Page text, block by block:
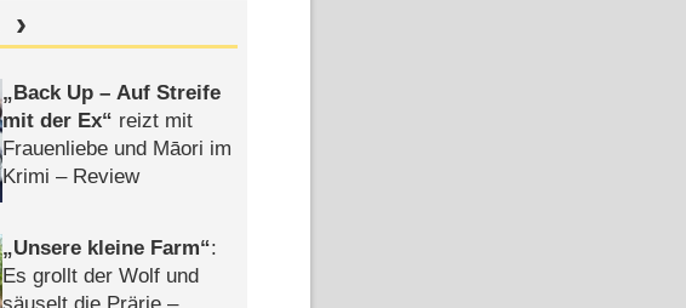
Back Up – Auf Streife
mit der Ex
reizt mit
Frauenliebe und Māori im
Krimi – Review
Unsere kleine Farm :
Es grollt der Wolf und
säuselt die Prärie –